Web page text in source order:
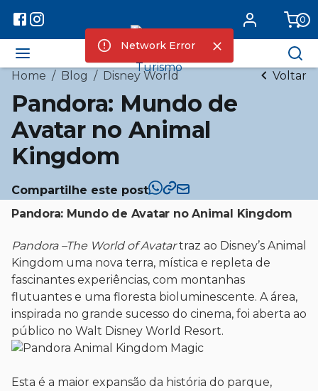
0
Home / Blog / Disney World Voltar
Pandora: Mundo de
Avatar no Animal
Kingdom
Compartilhe este post
Pandora: Mundo de Avatar no Animal Kingdom
Pandora –The World of Avatartraz ao Disney’s Animal
Kingdom uma nova terra, mística e repleta de
fascinantes experiências, com montanhas
flutuantes e uma floresta bioluminescente. A área,
inspirada no grande sucesso do cinema, foi aberta ao
público no Walt Disney World Resort.
Esta é a maior expansão da história do parque,
Network Error